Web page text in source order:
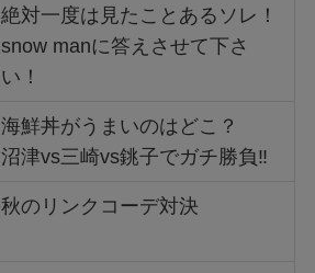
絶対一度は見たことあるソレ！
snow manに答えさせて下さ
い！
海鮮丼がうまいのはどこ？
沼津vs三崎vs銚子でガチ勝負‼
秋のリンクコーデ対決